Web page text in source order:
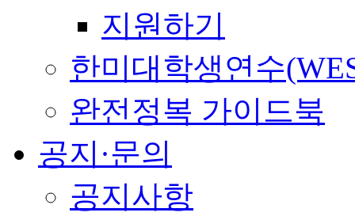
지원하기
한미대학생연수
완전정복 가이드북
공지·문의
공지사항